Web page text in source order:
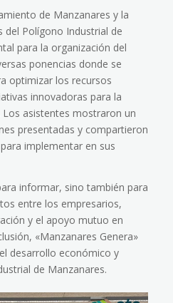
de Manzanares y la
del Polígono Industrial de
para la organización del
ponencias donde se
optimizar los recursos
innovadoras para la
asistentes mostraron un
presentadas y compartieron
implementar en sus
informar, sino también para
entre los empresarios,
y el apoyo mutuo en
«Manzanares Genera»
desarrollo económico y
de Manzanares.